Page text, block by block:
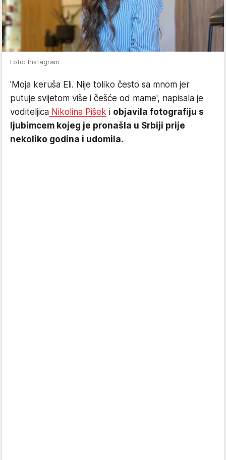
Foto: Instagram
'Moja keruša Eli. Nije toliko često sa mnom jer
putuje svijetom više i češće od mame', napisala je
voditeljica Nikolina Pišek i objavila fotografiju s
ljubimcem kojeg je pronašla u Srbiji prije
nekoliko godina i udomila.